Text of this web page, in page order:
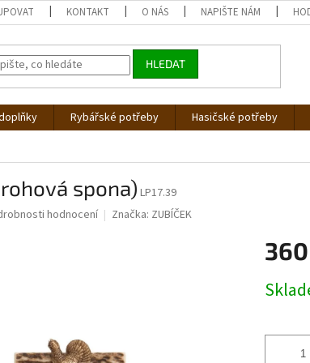
KONTAKT O NÁS NAPIŠTE NÁM
HLEDAT
Rybářské potřeby Hasičské potřeby
spona) LP17.39
hodnocení Značka: ZUBÍČEK
cena: